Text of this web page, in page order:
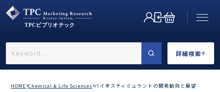
詳細検索
←戻る
HOME Chemical & Life Sciences バイオスティミュラントの開発動向と展望